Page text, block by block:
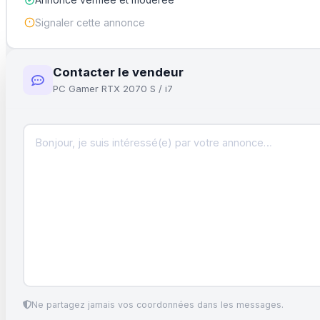
Signaler cette annonce
Contacter le vendeur
PC Gamer RTX 2070 S / i7
Ne partagez jamais vos coordonnées dans les messages.